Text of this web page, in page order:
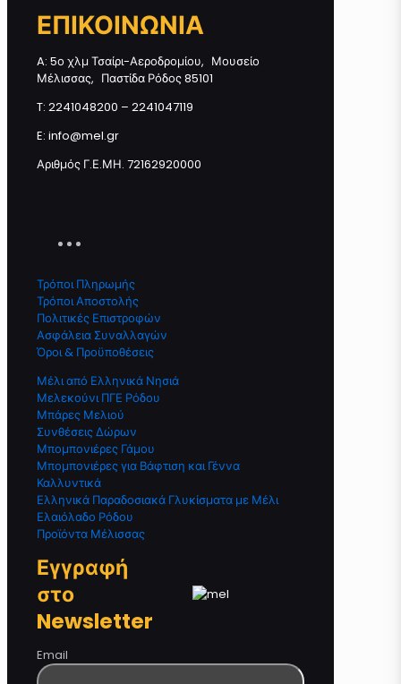
και βότανα 950γρ ποσότητα
ΕΠΙΚΟΙΝΩΝΙΑ
A: 5ο χλμ Τσαίρι-Αεροδρομίου, Μουσείο
Μέλισσας, Παστίδα Ρόδος 85101
T: 2241048200 – 2241047119
E: info@mel.gr
Αριθμός Γ.Ε.ΜΗ. 72162920000
Τρόποι Πληρωμής
Τρόποι Αποστολής
Πολιτικές Επιστροφών
Ασφάλεια Συναλλαγών
Όροι & Προϋποθέσεις
Μέλι από Ελληνικά Νησιά
Μελεκούνι ΠΓΕ Ρόδου
Μπάρες Μελιού
Συνθέσεις Δώρων
Μπομπονιέρες Γάμου
Μπομπονιέρες για Βάφτιση και Γέννα
Καλλυντικά
Ελληνικά Παραδοσιακά Γλυκίσματα με Μέλι
Ελαιόλαδο Ρόδου
Προϊόντα Μέλισσας
Εγγραφή
στο
Newsletter
Email